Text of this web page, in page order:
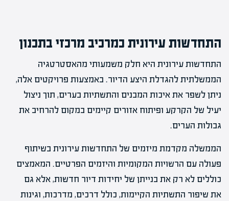
התחדשות עירונית כמרכיב מרכזי בתכנון
התחדשות עירונית היא חלק משמעותי מהאסטרטגיה
הממשלתית להגדלת היצע הדיור. באמצעות פרויקטים אלה,
ניתן לשפר את איכות המבנים והתשתיות בערים, תוך ניצול
יעיל של הקרקע ופיתוח אזורים קיימים במקום להרחיב את
גבולות הערים.
הממשלה מקדמת מיזמים של התחדשות עירונית בשיתוף
פעולה עם הרשויות המקומיות והיזמים הפרטיים. המאמצים
כוללים לא רק את בנייתן של יחידות דיור חדשות, אלא גם
את שיפור התשתיות הקיימות, כולל דרכים, מדרכות, וגינות